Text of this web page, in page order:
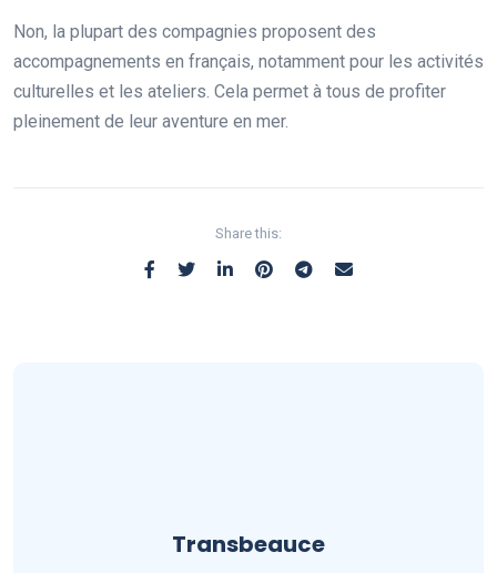
Non, la plupart des compagnies proposent des
accompagnements en français, notamment pour les activités
culturelles et les ateliers. Cela permet à tous de profiter
pleinement de leur aventure en mer.
Share this:
Transbeauce